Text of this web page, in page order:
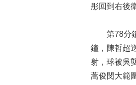
彤回到右後
第78分鐘
鐘，陳哲超
射，球被吳
蒿俊閔大範